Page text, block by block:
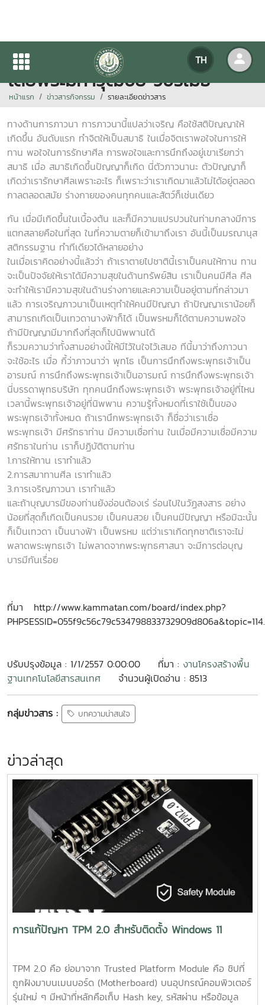
TH
ธรรมะจรรโลงใจ / "ธรรมโนโลยี
โดยพระมหาวุฒิชัย วชิรเมธี"
หน้าแรก ข่าวสารกิจกรรม รายละเอียดข่าวสาร
ทางด้านการภาวนา การภาวนานี้แปลว่าเจริญ คือใช้สติปัญญาให้
เกิดขึ้น อันดับแรก ทำจิตให้เป็นสมาธิ ในเมื่อจิตเราพอใจในการให้
ทาน พอใจในการรักษาศีล การพอใจและการนึกถึงอยู่เขาเรียกว่า
สมาธิ เมื่อ สมาธิเกิดขึ้นปัญญาก็เกิด นี่ตัวภาวนานะ ตัวปัญญาก็
เกิดว่าเรารักษาศีลเพราะอะไร ก็เพราะว่าเราเกิดมาแล้วไม่ได้อยู่ตลอด
กาลตลอดสมัย ร่างกายของคนทุกคนและสัตว์ก็เช่นเดียว
กัน เมื่อมีเกิดขึ้นในเบื้องต้น และก็มีความแปรปวนในท่ามกลางมีการ
แตกสลายคือในที่สุด ในที่ความตายก็เข้ามาถึงเรา อันนี้เป็นมรณานุส
สติกรรมฐาน ทำทีเดียวได้หลายอย่าง
ในเมื่อเราคิดอย่างนี้แล้วว่า ถ้าเราตายไปชาตินี้เราเป็นคนให้ทาน ทาน
จะเป็นปัจจัยให้เราได้มีความสุขในด้านทรัพย์สิน เราเป็นคนมีศีล ศีล
จะทำให้เรามีความสุขในด้านร่างกายและความเป็นอยู่ตามที่กล่าวมา
แล้ว การเจริญภาวนาเป็นเหตุทำให้คนมีปัญญา ถ้าปัญญาเราน้อยก็
สามารถเกิดเป็นเทวดานางฟ้าก็ได้ เป็นพรหมก็ได้ตามความพอใจ
ถ้ามีปัญญามีมากถึงที่สุดก็ไปนิพพานได้
ก็รวมความว่าทั้งสามอย่างนี้ให้มีไว้ในใจไว้เสมอ ทีนี้มาว่าถึงภาวนา
จะใช้อะไร เมื่อ กี้ว่าภาวนาว่า พุทโธ เป็นการนึกถึงพระพุทธเจ้าเป็น
อารมณ์ การนึกถึงพระพุทธเจ้าเป็นอารมณ์ การนึกถึงพระพุทธเจ้า
นี่บรรดาพุทธบริษัท ทุกคนนึกถึงพระพุทธเจ้า พระพุทธเจ้าอยู่ที่ไหน
เวลานี้พระพุทธเจ้าอยู่ที่นิพพาน ความรู้ทั้งหมดที่เราใช้เป็นของ
พระพุทธเจ้าทั้งหมด ถ้าเรานึกพระพุทธเจ้า ก็ชื่อว่าเราเชื่อ
พระพุทธเจ้า มีศรัทธาท่าน มีความเชื่อท่าน ในเมื่อมีความเชื่อมีความ
ศรัทธาในท่าน เราก็ปฏิบัติตามท่าน
1.การให้ทาน เราทำแล้ว
2.การสมาทานศีล เราทำแล้ว
3.การเจริญภาวนา เราทำแล้ว
และถ้าบุญบารมีของท่านยังอ่อนต้องเร่ ร่อนไปในวัฏสงสาร อย่าง
น้อยที่สุดก็เกิดเป็นคนรวย เป็นคนสวย เป็นคนมีปัญญา หรือมิฉะนั้น
ก็เป็นเทวดา เป็นนางฟ้า เป็นพรหม แต่ว่าเราเกิดทุกชาติเราจะไม่
พลาดพระพุทธเจ้า ไม่พลาดจากพระพุทธศาสนา จะมีการต่อบุญ
บารมีกันเรื่อย
ที่มา http://www.kammatan.com/board/index.php?
ปรับปรุงข้อมูล : 1/1/2557 0:00:00 ที่มา : งานโครงสร้างพื้น
ฐานเทคโนโลยีสารสนเทศ
จำนวนผู้เปิดอ่าน : 8513
กลุ่มข่าวสาร : บทความน่าสนใจ
ข่าวล่าสุด
การแก้ปัญหา TPM 2.0 สำหรับติดตั้ง Windows 11
TPM 2.0 คือ ย่อมาจาก Trusted Platform Module คือ ชิปที่
ถูกฝังมาบนเมนบอร์ด (Motherboard) บนอุปกรณ์คอมพิวเตอร์
รุ่นใหม่ ๆ มีหน้าที่หลักคือเก็บ Hash key, รหัสผ่าน หรือข้อมูล